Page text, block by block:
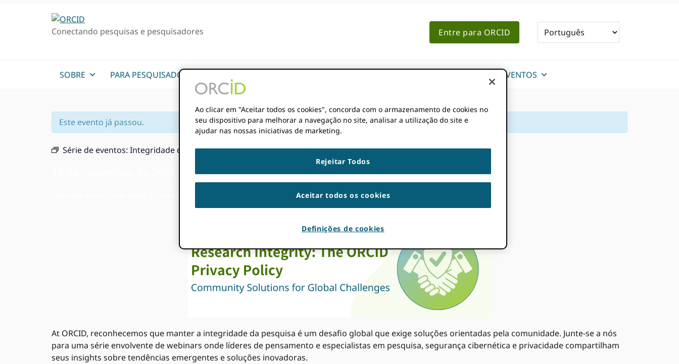
Conectando pesquisas e pesquisadores Entre para ORCID
SOBRE PARA PESQUISADORES NOTÍCIAS E EVENTOS
Este evento já passou.
Série de eventos: Integridade da Pesquisa
11h-12:00hEST
Não foi possível detectar seu fuso horário. Tentarrecarregandoa página.
At ORCID, reconhecemos que manter a integridade da pesquisa é um desafio global que exige soluções orientadas pela comunidade. Junte-se a nós
para uma série envolvente de webinars onde líderes de pensamento e especialistas em pesquisa, segurança cibernética e privacidade compartilham
seus insights sobre tendências emergentes e soluções inovadoras.
Ao clicar em "Aceitar todos os cookies", concorda com o armazenamento de cookies no
seu dispositivo para melhorar a navegação no site, analisar a utilização do site e
ajudar nas nossas iniciativas de marketing.
Rejeitar Todos
Aceitar todos os cookies
Definições de cookies